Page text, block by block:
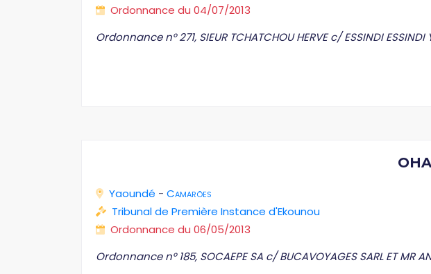
Ordonnance du 04/07/2013
Ordonnance n° 271, SIEUR TCHATCHOU HERVE c/ ESSINDI ESSINDI
Yaoundé - Camarões
Tribunal de Première Instance d'Ekounou
Ordonnance du 06/05/2013
Ordonnance n° 185, SOCAEPE SA c/ BUCAVOYAGES SARL ET MR